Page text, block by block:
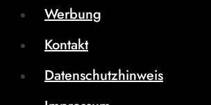
Werbung
Kontakt
Datenschutzhinweis